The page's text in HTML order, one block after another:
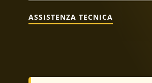
ASSISTENZA TECNICA